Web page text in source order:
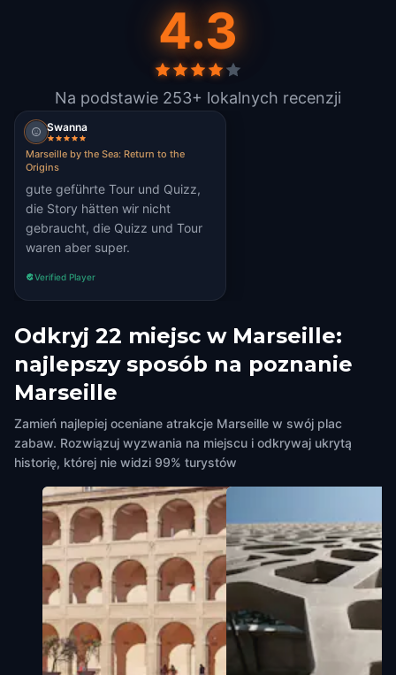
4.3
Na podstawie 253+ lokalnych recenzji
Swanna
Marseille by the Sea: Return to the
Origins
gute geführte Tour und Quizz,
die Story hätten wir nicht
gebraucht, die Quizz und Tour
waren aber super.
Verified Player
Odkryj 22 miejsc w Marseille:
najlepszy sposób na poznanie
Marseille
Zamień najlepiej oceniane atrakcje Marseille w swój plac
zabaw. Rozwiązuj wyzwania na miejscu i odkrywaj ukrytą
historię, której nie widzi 99% turystów